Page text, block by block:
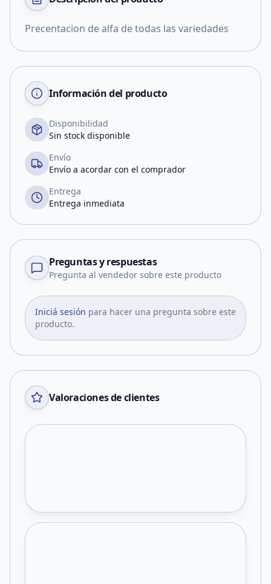
Precentacion de alfa de todas las variedades
Información del producto
Disponibilidad
Sin stock disponible
Envío
Envío a acordar con el comprador
Entrega
Entrega inmediata
Preguntas y respuestas
Pregunta al vendedor sobre este producto
Iniciá sesión para hacer una pregunta sobre este
producto.
Valoraciones de clientes